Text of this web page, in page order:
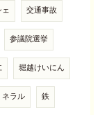
交通事故
参議院選挙
堀越けいにん
ネラル 鉄